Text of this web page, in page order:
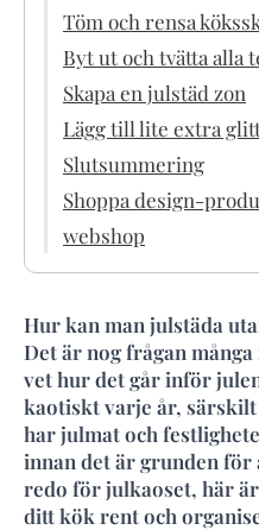
Töm och rensa
Byt ut och tvätta alla
Skapa en julstäd zon
Lägg till lite extra
Slutsummering
Shoppa design-
webshop
Hur kan man julstäda
Det är nog frågan
vet hur det går inför
kaotiskt varje år,
har julmat och
innan det är grunden för
redo för julkaoset, här
ditt kök rent och